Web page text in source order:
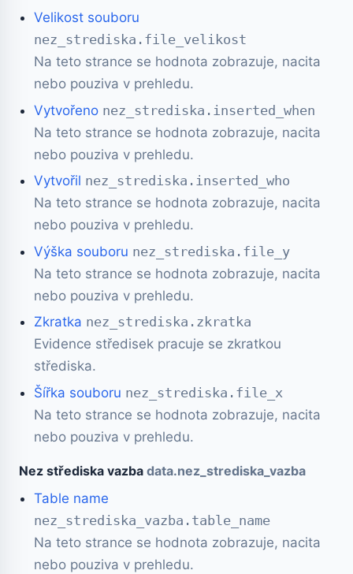
Velikost souboru
nez_strediska.file_velikost
Na teto strance se hodnota zobrazuje, nacita
nebo pouziva v prehledu.
Vytvořeno nez_strediska.inserted_when
Na teto strance se hodnota zobrazuje, nacita
nebo pouziva v prehledu.
Vytvořil nez_strediska.inserted_who
Na teto strance se hodnota zobrazuje, nacita
nebo pouziva v prehledu.
Výška souboru nez_strediska.file_y
Na teto strance se hodnota zobrazuje, nacita
nebo pouziva v prehledu.
Zkratka nez_strediska.zkratka
Evidence středisek pracuje se zkratkou
střediska.
Šířka souboru nez_strediska.file_x
Na teto strance se hodnota zobrazuje, nacita
nebo pouziva v prehledu.
Nez střediska vazba data.nez_strediska_vazba
Table name
nez_strediska_vazba.table_name
Na teto strance se hodnota zobrazuje, nacita
nebo pouziva v prehledu.